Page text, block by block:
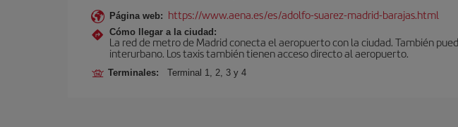
Página web: https://www.aena.es/es/adolfo-suarez-madrid-barajas.html
Cómo llegar a la ciudad:
La red de metro de Madrid conecta el aeropuerto con la ciudad. También
interurbano. Los taxis también tienen acceso directo al aeropuerto.
Terminales: Terminal 1, 2, 3 y 4